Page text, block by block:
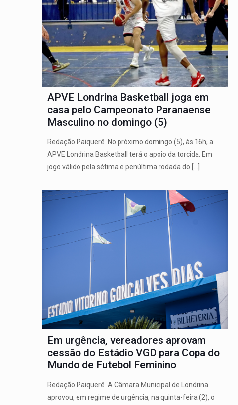
APVE Londrina Basketball joga em
casa pelo Campeonato Paranaense
Masculino no domingo (5)
Redação Paiquerê No próximo domingo (5), às 16h, a
APVE Londrina Basketball terá o apoio da torcida. Em
jogo válido pela sétima e penúltima rodada do
Em urgência, vereadores aprovam
cessão do Estádio VGD para Copa do
Mundo de Futebol Feminino
Redação Paiquerê A Câmara Municipal de Londrina
aprovou, em regime de urgência, na quinta-feira (2), o